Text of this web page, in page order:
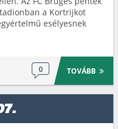
a Kortrijkot
esélyesnek
0 TOVÁBB